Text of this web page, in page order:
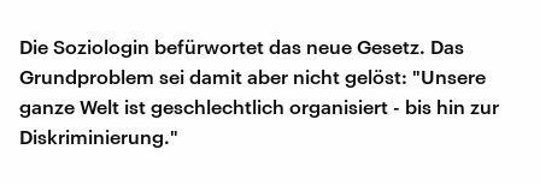
Die Soziologin befürwortet das neue Gesetz. Das
Grundproblem sei damit aber nicht gelöst: "Unsere
ganze Welt ist geschlechtlich organisiert - bis hin zur
Diskriminierung."